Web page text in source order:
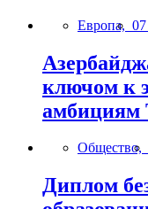
Европа,
ключом к
амбициям
Общество,
Диплом